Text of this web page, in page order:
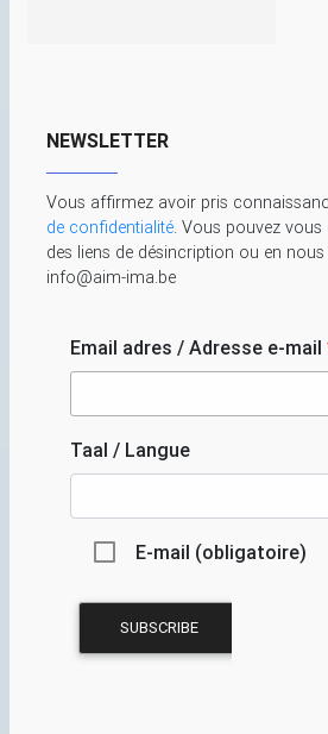
NEWSLETTER
Vous affirmez avoir pris
de confidentialité. Vous pouvez
des liens de désincription ou en
info@aim-ima.be
Email adres / Adresse e-mail
Taal / Langue
E-mail (obligatoire)